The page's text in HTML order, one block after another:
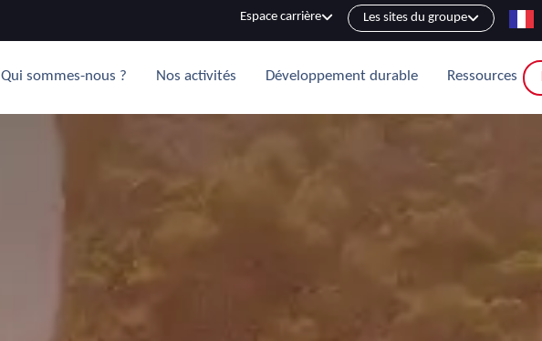
Espace carrière Les sites du groupe
Qui sommes-nous ? Nos activités Développement durable Ressources